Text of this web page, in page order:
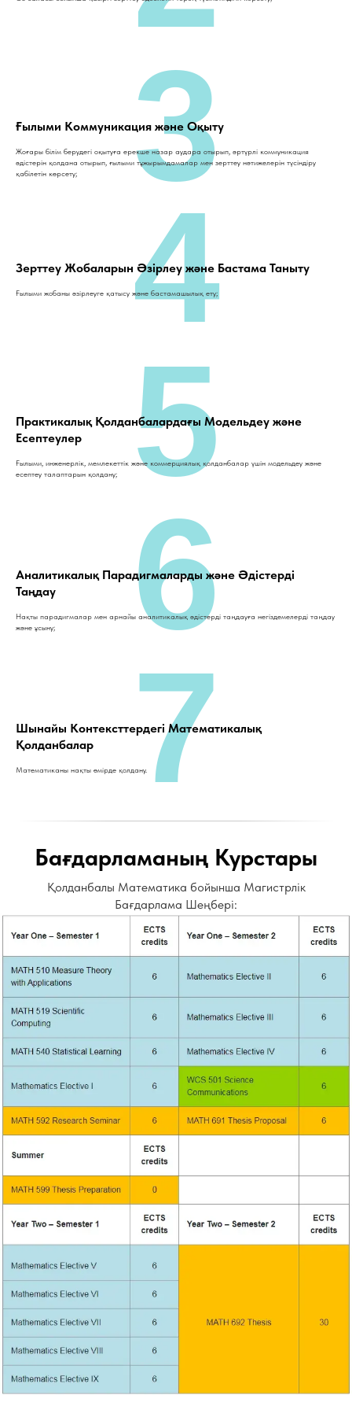
Ғылыми Коммуникация және Оқыту
Жоғары білім берудегі оқытуға ерекше назар аудара отырып, әртүрлі коммуникация
әдістерін қолдана отырып, ғылыми тұжырымдамалар мен зерттеу нәтижелерін түсіндіру
қабілетін көрсету;
3
Зерттеу Жобаларын Әзірлеу және Бастама Таныту
Ғылыми жобаны әзірлеуге қатысу және бастамашылық ету;
4
Практикалық Қолданбалардағы Модельдеу және
Есептеулер
Ғылыми, инженерлік, мемлекеттік және коммерциялық қолданбалар үшін модельдеу және
есептеу талаптарын қолдану;
5
Аналитикалық Парадигмаларды және Әдістерді
Таңдау
Нақты парадигмалар мен арнайы аналитикалық әдістерді таңдауға негіздемелерді таңдау
және ұсыну;
6
Шынайы Контексттердегі Математикалық
Қолданбалар
Математиканы нақты өмірде қолдану.7
Бағдарламаның Курстары
Қолданбалы Математика бойынша Магистрлік
Бағдарлама Шеңбері: